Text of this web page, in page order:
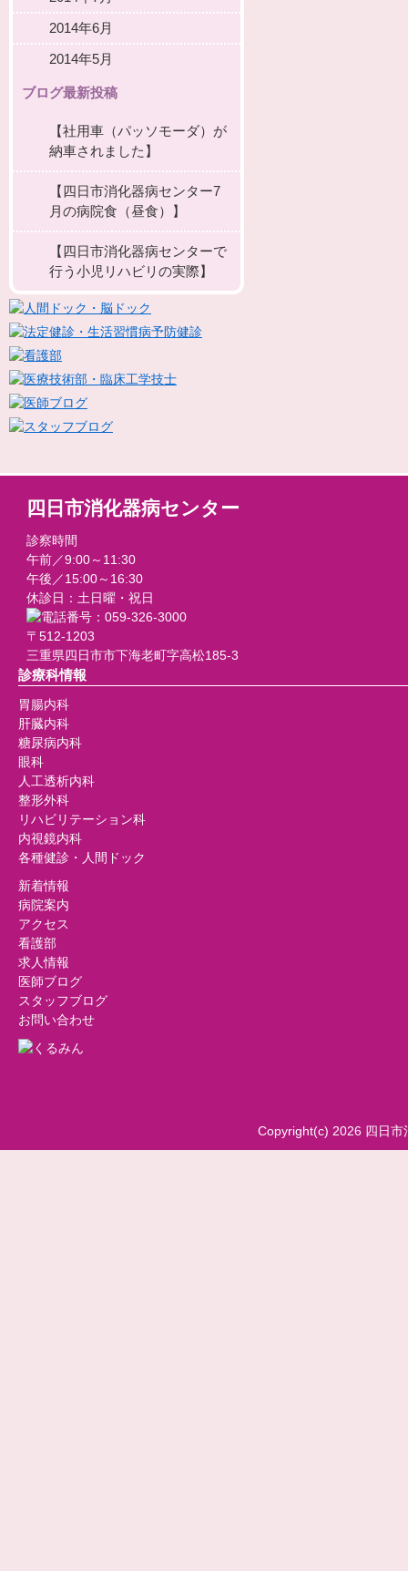
2014年6月
2014年5月
ブログ最新投稿
【社用車（パッソモーダ）が
納車されました】
【四日市消化器病センター7
月の病院食（昼食）】
【四日市消化器病センターで
行う小児リハビリの実際】
四日市消化器病センター
診察時間
午前／9:00～11:30
午後／15:00～16:30
休診日：土日曜・祝日
〒512-1203
三重県四日市市下海老町字高松185-3
診療科情報
胃腸内科
肝臓内科
糖尿病内科
眼科
人工透析内科
整形外科
リハビリテーション科
内視鏡内科
各種健診・人間ドック
新着情報
病院案内
アクセス
看護部
求人情報
医師ブログ
スタッフブログ
お問い合わせ
Copyright(c) 2026 四日